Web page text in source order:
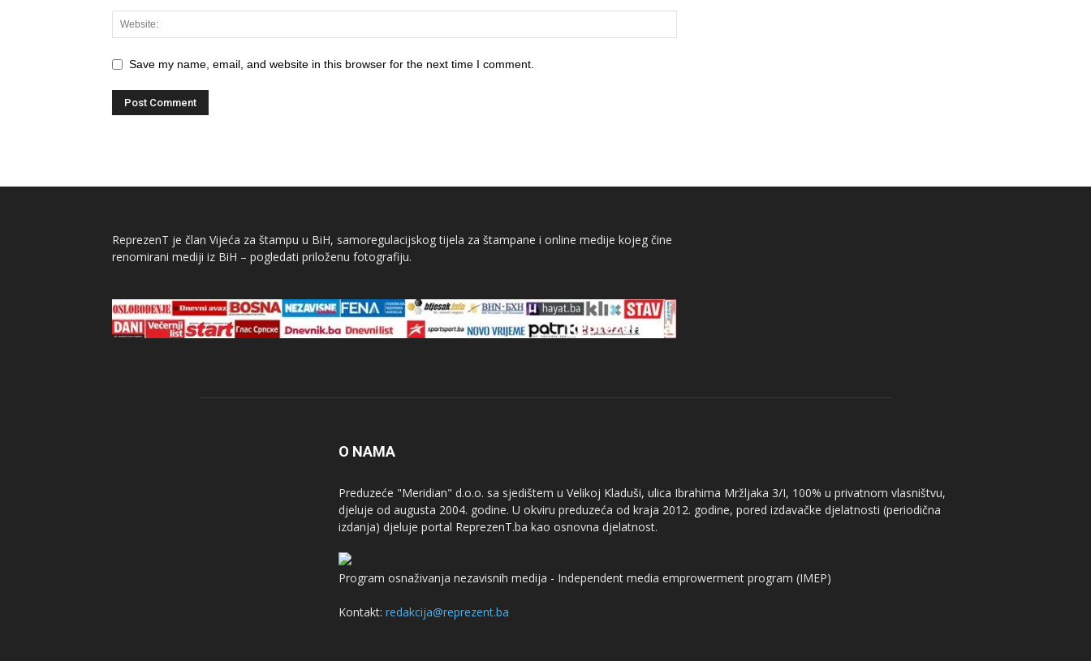
Save my name, email, and website in this browser for the next time I comment.
ReprezenT je član Vijeća za štampu u BiH, samoregulacijskog tijela za štampane i online medije kojeg čine
renomirani mediji iz BiH – pogledati priloženu fotografiju.
O NAMA
Preduzeće "Meridian" d.o.o. sa sjedištem u Velikoj Kladuši, ulica Ibrahima Mržljaka 3/I, 100% u privatnom vlasništvu,
djeluje od augusta 2004. godine. U okviru preduzeća od kraja 2012. godine, pored izdavačke djelatnosti (periodična
izdanja) djeluje portal ReprezenT.ba kao osnovna djelatnost.
Program osnaživanja nezavisnih medija - Independent media emprowerment program (IMEP)
Kontakt: redakcija@reprezent.ba